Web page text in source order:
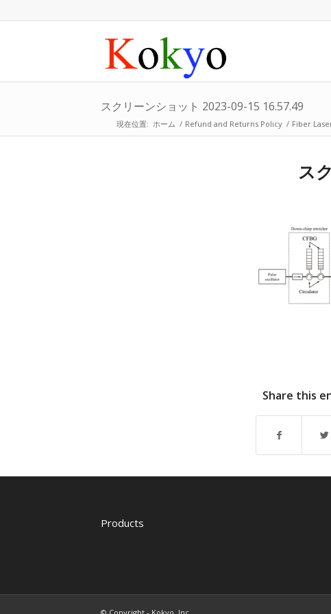
スクリーンショット 2023-09-15 16.57.49
現在位置: ホーム / Refund and Returns Policy / Fiber
ス
Share this
Products